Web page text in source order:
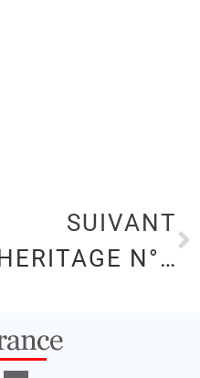
SUIVANT
HERITAGE N°72 FEVRIER 2024